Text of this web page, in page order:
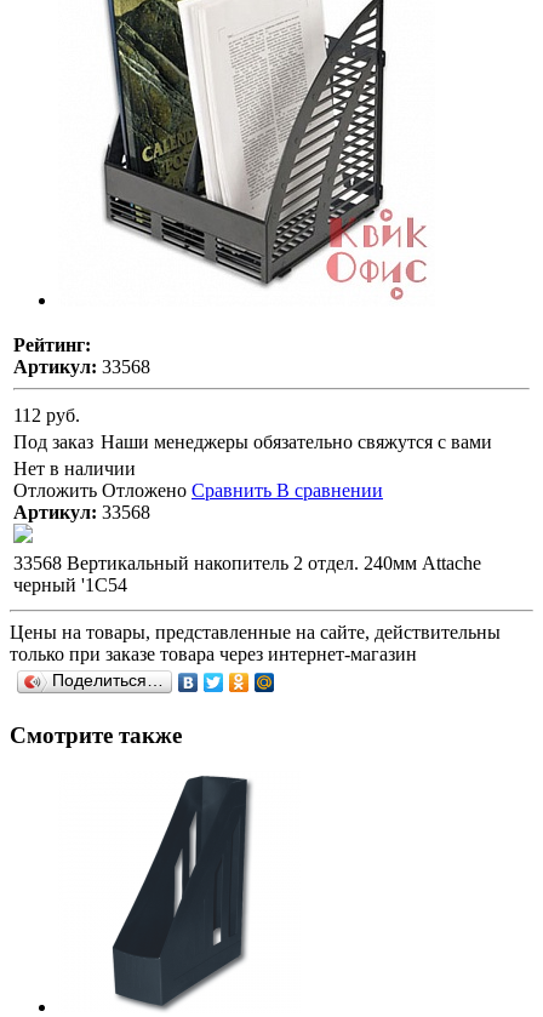
Рейтинг:
Артикул: 33568
112 руб.
Под заказ Наши менеджеры обязательно свяжутся с вами
Нет в наличии
Отложить Отложено Сравнить В сравнении
Артикул: 33568
33568 Вертикальный накопитель 2 отдел. 240мм Attache
черный '1С54
Цены на товары, представленные на сайте, действительны
только при заказе товара через интернет-магазин
Поделиться…
Смотрите также